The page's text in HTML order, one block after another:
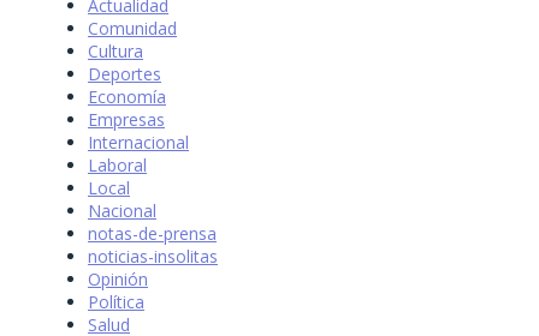
Actualidad
Comunidad
Cultura
Deportes
Economía
Empresas
Internacional
Laboral
Local
Nacional
notas-de-prensa
noticias-insolitas
Opinión
Política
Salud